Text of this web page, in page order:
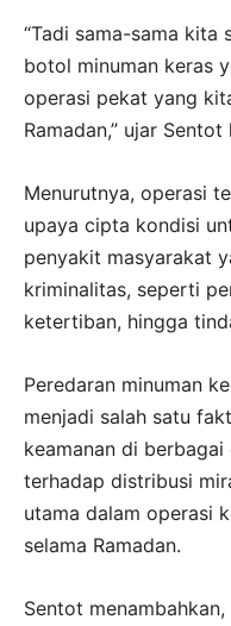
“Tadi sama-sama kita
botol minuman keras
operasi pekat yang
Ramadan,” ujar
Menurutnya, operasi
upaya cipta kondisi
penyakit masyarakat
kriminalitas, seperti
ketertiban, hingga
Peredaran minuman
menjadi salah satu
keamanan di
terhadap distribusi
utama dalam operasi
selama Ramadan.
Sentot